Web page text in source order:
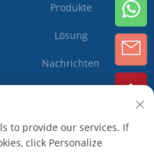
Produkte
Lösung
Nachrichten
to provide our services. If
click Personalize